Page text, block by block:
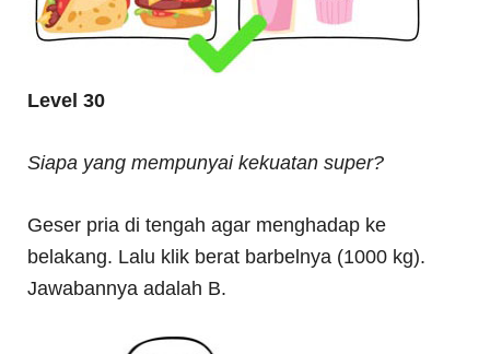
Level 30
Siapa yang mempunyai kekuatan super?
Geser pria di tengah agar menghadap ke
belakang. Lalu klik berat barbelnya (1000 kg).
Jawabannya adalah B.